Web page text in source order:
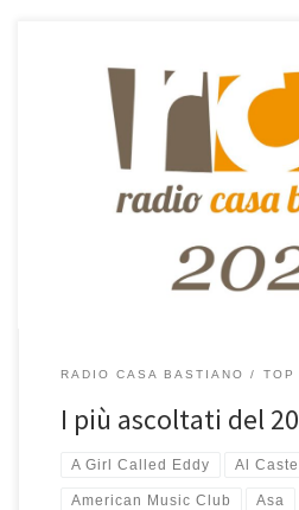
Con la pubblicazione di questa Top
bella tradizione abbandonata non so
che, tramite la creazione di una
Musica, mostra la lista dei 25 brani più
RADIO CASA BASTIANO TOP
I più ascoltati del
A Girl Called Eddy Al
American Music Club Asa